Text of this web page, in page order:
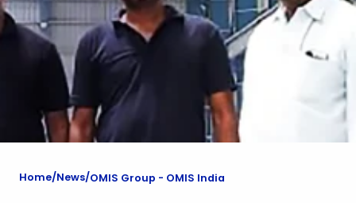
Home News OMIS Group - OMIS India